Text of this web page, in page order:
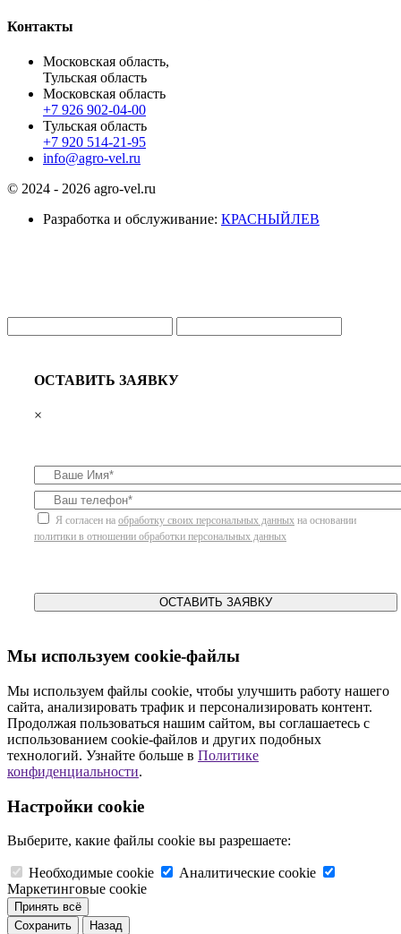
Контакты
Московская область,
Тульская область
Московская область
+7 926 902-04-00
Тульская область
+7 920 514-21-95
info@agro-vel.ru
© 2024 - 2026 agro-vel.ru
Разработка и обслуживание: КРАСНЫЙЛЕВ
ОСТАВИТЬ ЗАЯВКУ
×
Я согласен на обработку своих персональных данных на основании
политики в отношении обработки персональных данных
ОСТАВИТЬ ЗАЯВКУ
Мы используем cookie-файлы
Мы используем файлы cookie, чтобы улучшить работу нашего
сайта, анализировать трафик и персонализировать контент.
Продолжая пользоваться нашим сайтом, вы соглашаетесь с
использованием cookie-файлов и других подобных
технологий. Узнайте больше в Политике
конфиденциальности.
Настройки cookie
Выберите, какие файлы cookie вы разрешаете:
Необходимые cookie
Аналитические cookie
Маркетинговые cookie
Принять всё
Сохранить
Назад